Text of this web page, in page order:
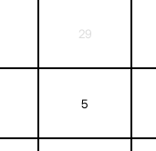
29
5